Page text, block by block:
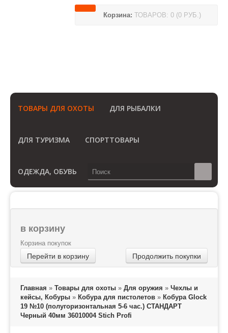
Корзина: ТОВАРОВ: 0 (0 РУБ.)
ТОВАРЫ ДЛЯ ОХОТЫ ДЛЯ РЫБАЛКИ
ДЛЯ ТУРИЗМА СПОРТТОВАРЫ
ОДЕЖДА, ОБУВЬ
в корзину
Корзина покупок
Перейти в корзину Продолжить покупки
Главная » Товары для охоты » Для оружия » Чехлы и
кейсы, Кобуры » Кобура для пистолетов » Кобура Glock
19 №10 (полугоризонтальная 5-6 час.) СТАНДАРТ
Черный 40мм 36010004 Stich Profi